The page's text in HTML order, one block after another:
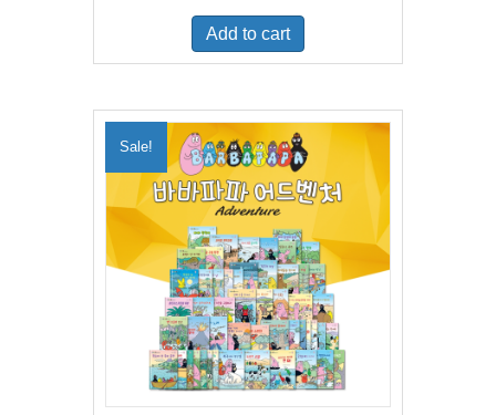
was:
$500.00.
is:
Add to cart
Sale!